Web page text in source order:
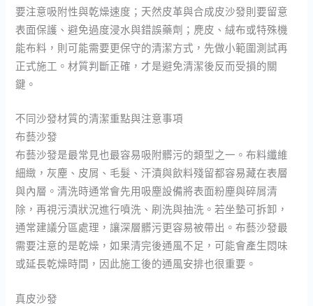
要注意吸附性與乾燥速度；天然皮革與合成皮沙發則要留意
表面保護、避免過度浸水與錯誤藥劑；麂皮、絨布或特殊機
能布料，則可能需要更保守的清潔方式，先做小範圍測試再
正式施工。材質判斷正確，才是避免清潔後反而受損的關
鍵。
不同沙發材質的清潔重點與注意事項
布藝沙發
布藝沙發是最常見也最容易吸附髒污的類型之一。布料纖維
細緻，灰塵、皮屑、毛髮、汗漬與飲料殘留都容易藏在表層
與內層。清洗時通常會先用吸塵設備將表面粉塵與碎屑清
除，再視污漬狀況進行噴洗、刷洗與抽洗。若坐墊可拆卸，
通常建議分區處理，讓深層髒污更容易被帶出。布藝沙發最
需要注意的是乾燥，如果清完後通風不足，可能會產生悶味
或延長乾燥時間，因此施工後的通風安排也很重要。
真皮沙發